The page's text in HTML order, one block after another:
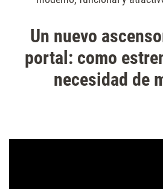
Un nuevo
portal: como
necesidad de